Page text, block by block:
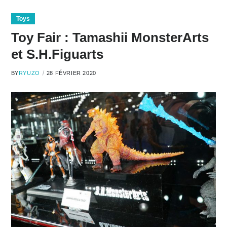
Toys
Toy Fair : Tamashii MonsterArts
et S.H.Figuarts
BYRYUZO 28 FÉVRIER 2020